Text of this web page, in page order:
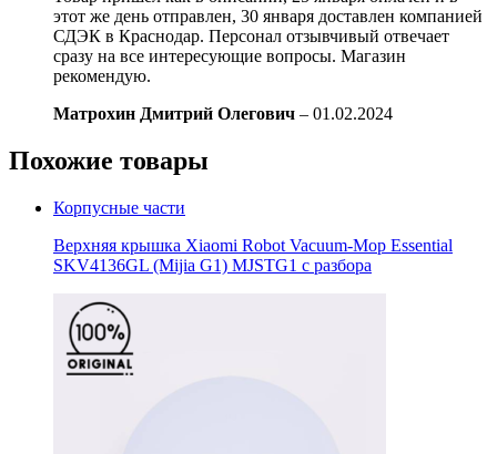
этот же день отправлен, 30 января доставлен компанией
СДЭК в Краснодар. Персонал отзывчивый отвечает
сразу на все интересующие вопросы. Магазин
рекомендую.
Матрохин Дмитрий Олегович – 01.02.2024
Похожие товары
Корпусные части
Верхняя крышка Xiaomi Robot Vacuum-Mop Essential
SKV4136GL (Mijia G1) MJSTG1 с разбора